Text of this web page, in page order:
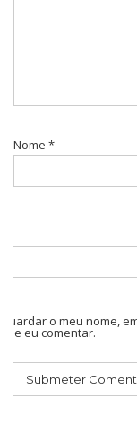
Nome *
Guardar o meu nome,
que eu comentar.